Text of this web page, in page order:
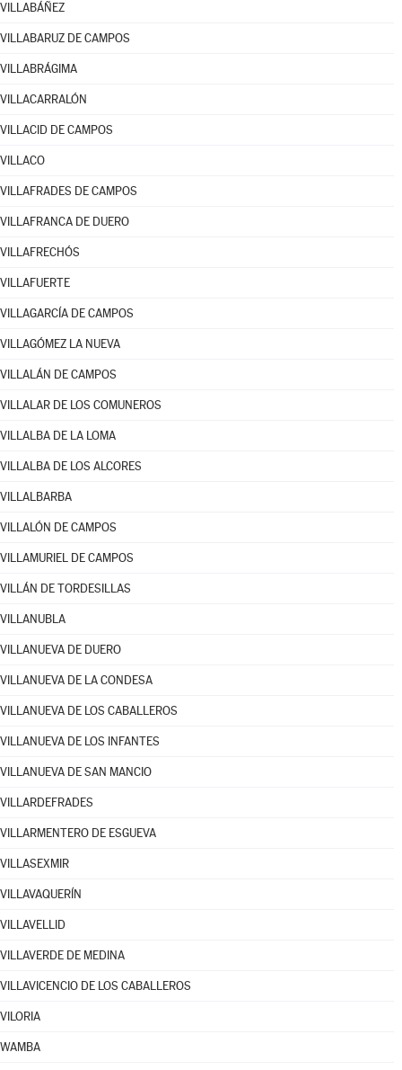
VILLABÁÑEZ
VILLABARUZ DE CAMPOS
VILLABRÁGIMA
VILLACARRALÓN
VILLACID DE CAMPOS
VILLACO
VILLAFRADES DE CAMPOS
VILLAFRANCA DE DUERO
VILLAFRECHÓS
VILLAFUERTE
VILLAGARCÍA DE CAMPOS
VILLAGÓMEZ LA NUEVA
VILLALÁN DE CAMPOS
VILLALAR DE LOS COMUNEROS
VILLALBA DE LA LOMA
VILLALBA DE LOS ALCORES
VILLALBARBA
VILLALÓN DE CAMPOS
VILLAMURIEL DE CAMPOS
VILLÁN DE TORDESILLAS
VILLANUBLA
VILLANUEVA DE DUERO
VILLANUEVA DE LA CONDESA
VILLANUEVA DE LOS CABALLEROS
VILLANUEVA DE LOS INFANTES
VILLANUEVA DE SAN MANCIO
VILLARDEFRADES
VILLARMENTERO DE ESGUEVA
VILLASEXMIR
VILLAVAQUERÍN
VILLAVELLID
VILLAVERDE DE MEDINA
VILLAVICENCIO DE LOS CABALLEROS
VILORIA
WAMBA